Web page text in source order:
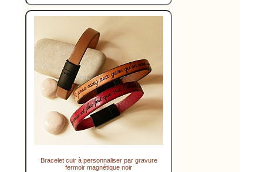
Bracelet cuir à personnaliser par gravure
fermoir magnétique noir